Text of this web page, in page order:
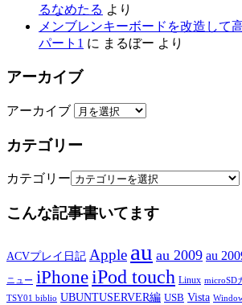
るなめたる より
メンブレンキーボードを改造して
パート1 に まるぼー より
アーカイブ
アーカイブ
カテゴリー
カテゴリー
こんな記事書いてます
ACVプレイ日記 Apple au au 2009 au
ニュー iPhoneiPod touch Linux microSD
TSY01 biblio UBUNTUSERVER編 USB Vista